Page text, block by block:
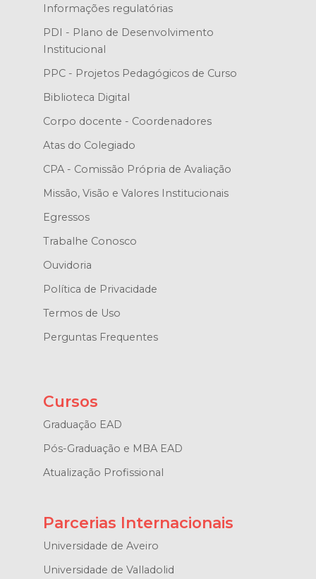
Informações regulatórias
PDI - Plano de Desenvolvimento
Institucional
PPC - Projetos Pedagógicos de Curso
Biblioteca Digital
Corpo docente - Coordenadores
Atas do Colegiado
CPA - Comissão Própria de Avaliação
Missão, Visão e Valores Institucionais
Egressos
Trabalhe Conosco
Ouvidoria
Política de Privacidade
Termos de Uso
Perguntas Frequentes
Cursos
Graduação EAD
Pós-Graduação e MBA EAD
Atualização Profissional
Parcerias Internacionais
Universidade de Aveiro
Universidade de Valladolid